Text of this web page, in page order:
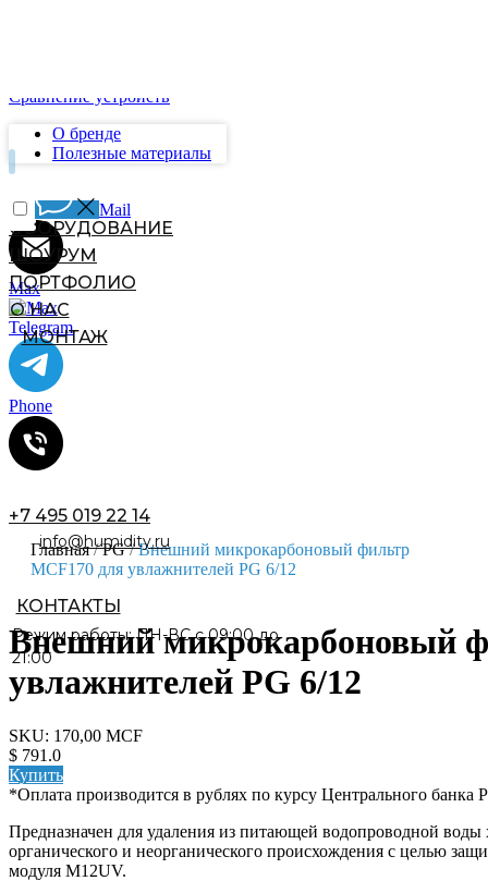
Сравнение устройств
О бренде
Полезные материалы
+7 495 019 22 14
Режим работы: ПН-ВС с 09:00 до
21:00
Mail
Max
Telegram
Phone
Главная / PG/ Внешний микрокарбоновый фильтр
MCF170 для увлажнителей PG 6/12
Внешний микрокарбоновый
увлажнителей PG 6/12
SKU: 170,00 MCF
$ 791.0
Купить
*Оплата производится в рублях по курсу Центрального банка
Предназначен для удаления из питающей водопроводной воды
органического и неорганического происхождения с целью
модуля M12UV.